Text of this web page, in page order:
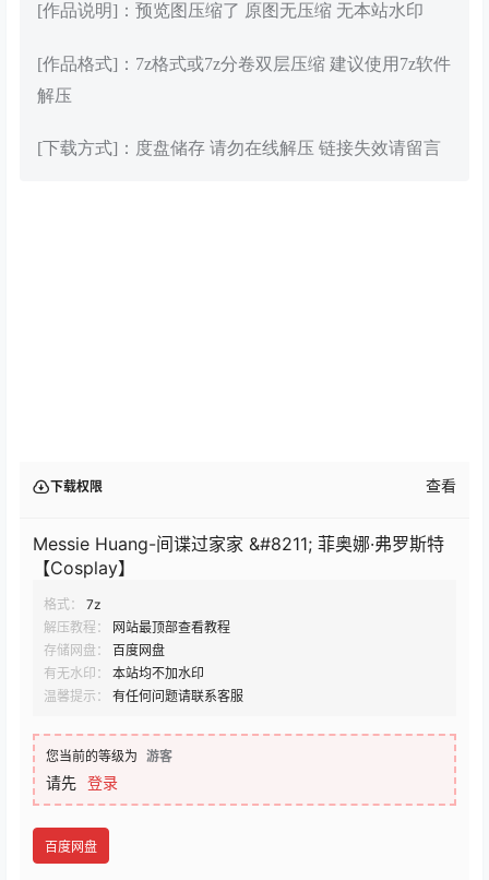
[作品说明]：预览图压缩了 原图无压缩 无本站水印
[作品格式]：7z格式或7z分卷双层压缩 建议使用7z软件
解压
[下载方式]：度盘储存 请勿在线解压 链接失效请留言
下载权限 查看
Messie Huang-间谍过家家 &#8211; 菲奥娜·弗罗斯特
【Cosplay】
格式：
7z
解压教程：
网站最顶部查看教程
存储网盘：
百度网盘
有无水印：
本站均不加水印
温馨提示：
有任何问题请联系客服
您当前的等级为 游客
请先 登录
百度网盘